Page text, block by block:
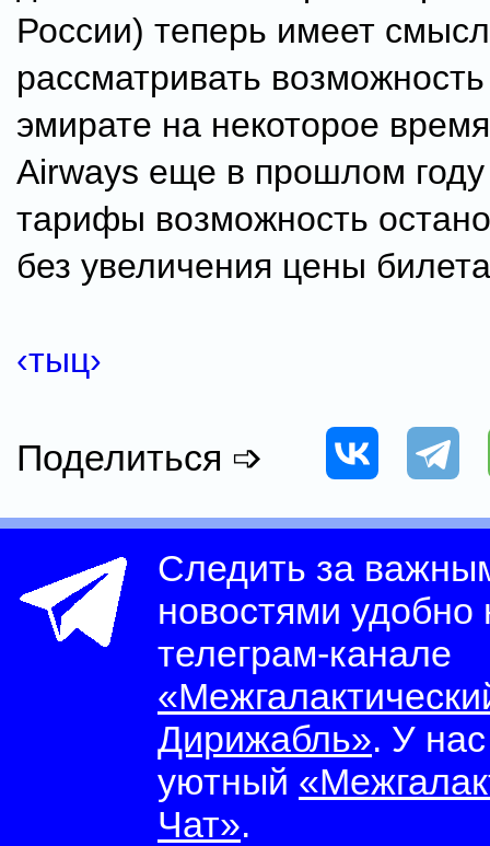
России) теперь имеет смысл
рассматривать
эмирате на некоторое
Airways еще в прошлом году
тарифы возможность
без увеличения цены
‹тыц›
Поделиться ➩
Следить за
новостями
телеграм-канале
Дирижабль». У
уютный
Чат».